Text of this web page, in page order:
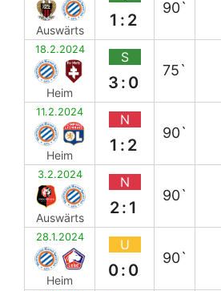
Auswärts
1:2
90`
18.2.2024
Heim
S
3:0
75`
11.2.2024
Heim
N
1:2
90`
3.2.2024
Auswärts
N
2:1
90`
28.1.2024
Heim
U
0:0
90`